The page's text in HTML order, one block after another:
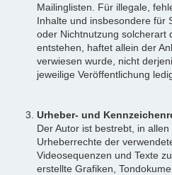
Mailinglisten. Für illegale,
Inhalte und insbesondere für
oder Nichtnutzung solcherart
entstehen, haftet allein der
verwiesen wurde, nicht
jeweilige Veröffentlichung
Urheber- und
Der Autor ist bestrebt, in
Urheberrechte der
Videosequenzen und Texte
erstellte Grafiken,